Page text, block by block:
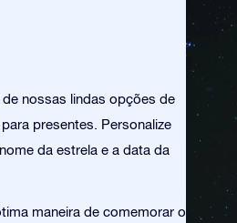
nossas lindas opções de
presentes. Personalize
da estrela e a data da
maneira de comemorar o